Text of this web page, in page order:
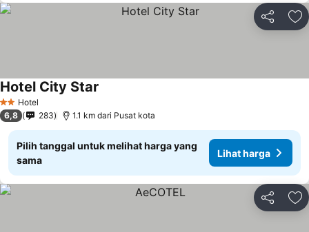
Bagikan
2 Bintang
Hotel
Hotel City Star
6,8 283 1.1 km dari Pusat kota
Pilih tanggal untuk melihat harga yang
sama
Lihat harga
Bagikan